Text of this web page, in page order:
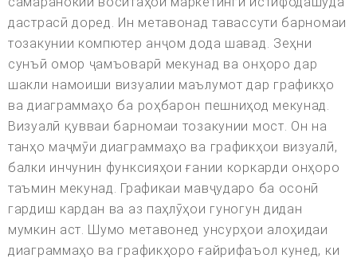
дастрасӣ доред. Ин метавонад тавассути барномаи
тозакунии компютер анҷом дода шавад. Зеҳни
сунъӣ омор ҷамъоварӣ мекунад ва онҳоро дар
шакли намоиши визуалии маълумот дар графикҳо
ва диаграммаҳо ба роҳбарон пешниҳод мекунад.
Визуалӣ қувваи барномаи тозакунии мост. Он на
танҳо маҷмӯи диаграммаҳо ва графикҳои визуалӣ,
балки инчунин функсияҳои ғании коркарди онҳоро
таъмин мекунад. Графикаи мавҷударо ба осонӣ
гардиш кардан ва аз паҳлӯҳои гуногун дидан
мумкин аст. Шумо метавонед унсурҳои алоҳидаи
диаграммаҳо ва графикҳоро ғайрифаъол кунед, ки